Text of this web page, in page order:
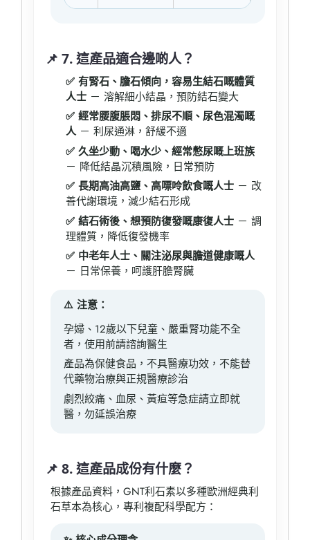
📌 7. 這產品適合邊啲人？
✅ 有腎石、膽石傾向，容易生結石嘅體質
人士 － 溶解細小結晶，預防結石變大
✅ 經常腰腹脹悶、排尿不順、尿色混濁嘅
人－ 利尿通淋，舒緩不適
✅ 久坐少動、喝水少、經常憋尿嘅上班族
－ 降低結晶沉積風險，日常預防
✅ 長期高油高鹽、高嘌呤飲食嘅人士 － 改
善代謝環境，減少結石形成
✅ 結石術後、想預防復發嘅康復人士 － 調
理體質，降低復發機率
✅ 中老年人士、關注泌尿與膽道健康嘅人
－ 日常保養，呵護肝膽腎臟
⚠️ 注意：
孕婦、12歲以下兒童、嚴重腎功能不全
者，使用前請諮詢醫生
產品為保健食品，不具醫療功效，不能替
代藥物治療與正規醫療診治
劇烈絞痛、血尿、黃疸等急症請立即就
醫，勿延誤治療
📌 8. 這產品成份有什麼？
根據產品資料，GNT利石素以多種歐洲經典利
石草本為核心，專利複配科學配方：